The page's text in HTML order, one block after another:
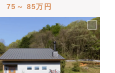
75～ 85万円